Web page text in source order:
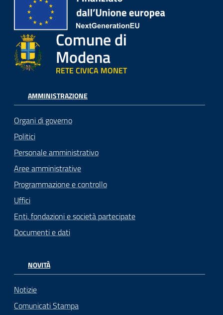
Comune di
Modena
RETE CIVICA MONET
AMMINISTRAZIONE
Organi di governo
Politici
Personale amministrativo
Aree amministrative
Programmazione e controllo
Uffici
Enti, fondazioni e società partecipate
Documenti e dati
NOVITÀ
Notizie
Comunicati Stampa